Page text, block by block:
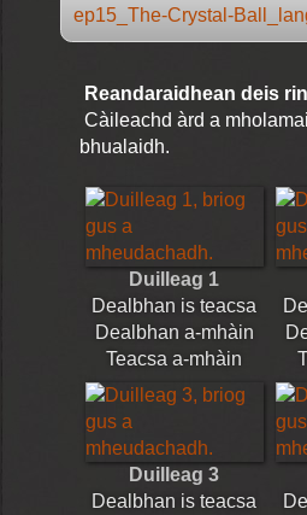
ep15_The-Crystal-
Reandaraidhean deis
Càileachd àrd a
bhualaidh.
Duilleag 1
Dealbhan is teacsa
Dealbhan a-mhàin
Teacsa a-mhàin
Duilleag 3
Dealbhan is teacsa